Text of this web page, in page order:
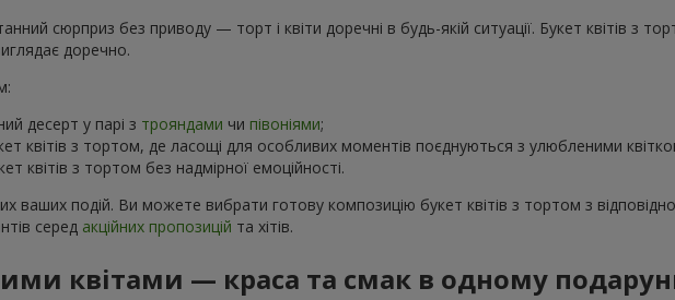
сюрприз без приводу — торт і квіти доречні в будь-якій ситуації. Букет квітів з
доречно.
десерт у парі з трояндами чи півоніями;
квітів з тортом, де ласощі для особливих моментів поєднуються з улюбленими
квітів з тортом без надмірної емоційності.
ваших подій. Ви можете вибрати готову композицію букет квітів з тортом з
серед акційних пропозицій та хітів.
квітами — краса та смак в одному